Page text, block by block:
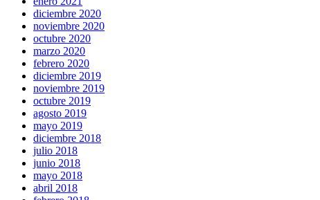
diciembre 2020
noviembre 2020
octubre 2020
marzo 2020
febrero 2020
diciembre 2019
noviembre 2019
octubre 2019
agosto 2019
mayo 2019
diciembre 2018
julio 2018
junio 2018
mayo 2018
abril 2018